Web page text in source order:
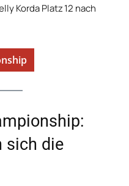
Korda Platz 12 nach
sich die